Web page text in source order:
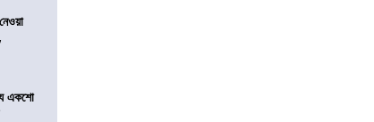
একশো